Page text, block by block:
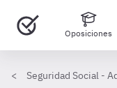
Oposiciones
Seguridad Social -